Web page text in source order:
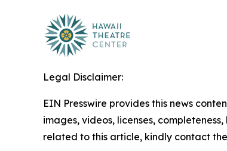
Legal Disclaimer:
EIN Presswire provides this news
images, videos, licenses,
related to this article, kindly contact